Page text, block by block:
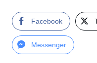
Facebook
Messenger